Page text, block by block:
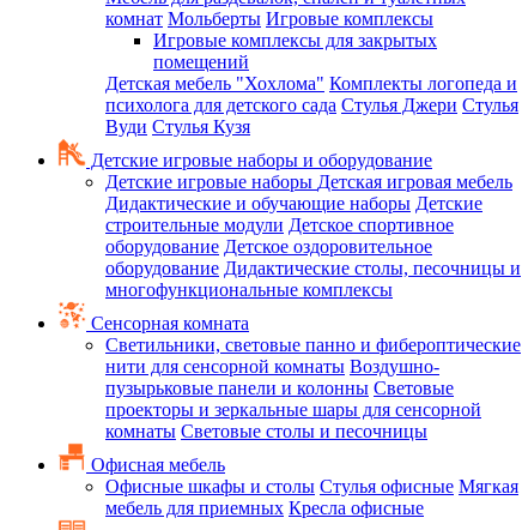
комнат Мольберты Игровые комплексы
Игровые комплексы для закрытых
помещений
Детская мебель "Хохлома" Комплекты логопеда и
психолога для детского сада Стулья Джери Стулья
Вуди Стулья Кузя
Детские игровые наборы и оборудование
Детские игровые наборы Детская игровая мебель
Дидактические и обучающие наборы Детские
строительные модули Детское спортивное
оборудование Детское оздоровительное
оборудование Дидактические столы, песочницы и
многофункциональные комплексы
Сенсорная комната
Светильники, световые панно и фибероптические
нити для сенсорной комнаты Воздушно-
пузырьковые панели и колонны Световые
проекторы и зеркальные шары для сенсорной
комнаты Световые столы и песочницы
Офисная мебель
Офисные шкафы и столы Стулья офисные Мягкая
мебель для приемных Кресла офисные